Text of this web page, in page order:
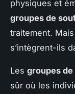
physiques et
groupes de
traitement.
s’intègrent-ils
Les groupes
sûr où les